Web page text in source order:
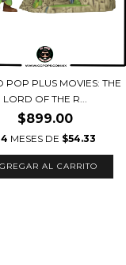
POP PLUS MOVIES: THE
LORD OF THE R...
$899.00
MESES DE $54.33